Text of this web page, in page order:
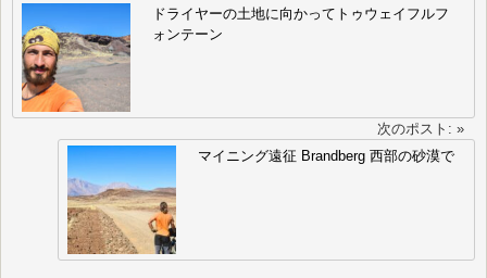
ドライヤーの土地に向かってトゥウェイフルフ
ォンテーン
次のポスト: »
マイニング遠征 Brandberg 西部の砂漠で